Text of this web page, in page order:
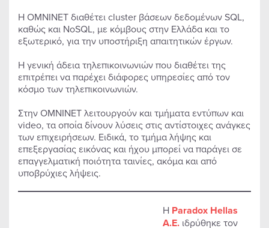
Η ΟΜΝΙΝΕΤ διαθέτει cluster βάσεων δεδομένων SQL,
καθώς και NoSQL, με κόμβους στην Ελλάδα και το
εξωτερικό, για την υποστήριξη απαιτητικών έργων.
Η γενική άδεια τηλεπικοινωνιών που διαθέτει της
επιτρέπει να παρέχει διάφορες υπηρεσίες από τον
κόσμο των τηλεπικοινωνιών.
Στην ΟΜΝΙΝΕΤ λειτουργούν και τμήματα εντύπων και
video, τα οποία δίνουν λύσεις στις αντίστοιχες ανάγκες
των επιχειρήσεων. Ειδικά, το τμήμα λήψης και
επεξεργασίας εικόνας και ήχου μπορεί να παράγει σε
επαγγελματική ποιότητα ταινίες, ακόμα και από
υποβρύχιες λήψεις.
Η Paradox Hellas
A.E. ιδρύθηκε τον